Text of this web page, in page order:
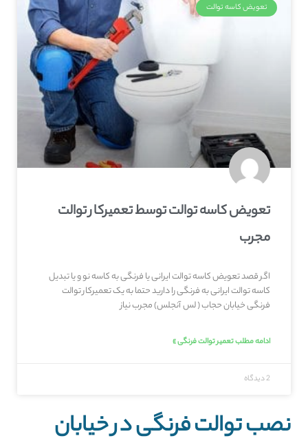
تعویض کاسه توالت
تعویض کاسه توالت توسط تعمیرکار توالت
مجرب
اگر قصد تعویض کاسه توالت ایرانی یا فرنگی به کاسه نو و یا تبدیل
کاسه توالت ایرانی به فرنگی را دارید حتما به یک تعمیرکار توالت
فرنگی خیابان حجاب ( لس آنجلس) مجرب نیاز
ادامه مطلب تعمیر توالت فرنگی »
2 دیدگاه
نصب توالت فرنگی در خیابان